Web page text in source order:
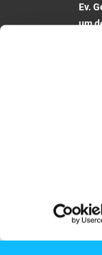
Ev.
um